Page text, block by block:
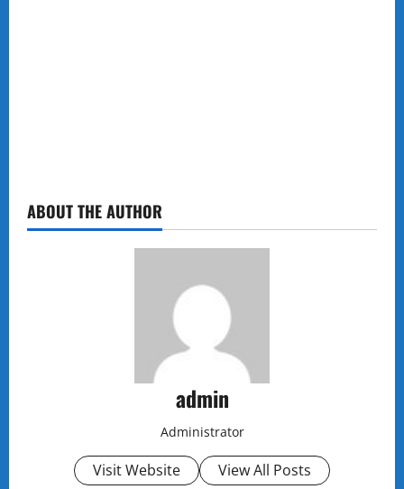
ABOUT THE AUTHOR
admin
Administrator
Visit Website View All Posts